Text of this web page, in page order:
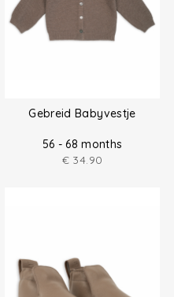
Gebreid Babyvestje
56 - 68 months
€ 34.90